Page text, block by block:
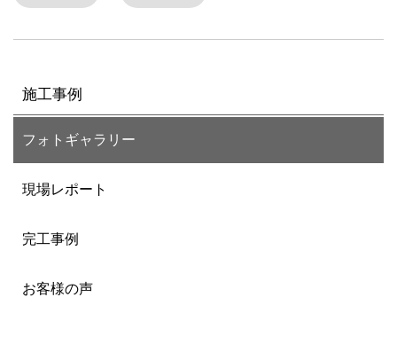
施工事例
フォトギャラリー
現場レポート
完工事例
お客様の声